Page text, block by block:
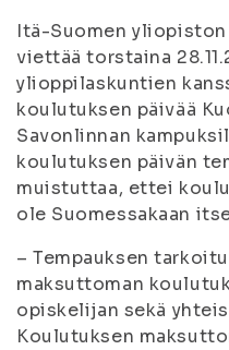
Itä-Suomen
viettää torstaina
ylioppilaskuntien
koulutuksen päivää
Savonlinnan
koulutuksen päivän
muistuttaa, ettei
ole Suomessakaan
– Tempauksen
maksuttoman
opiskelijan sekä
Koulutuksen